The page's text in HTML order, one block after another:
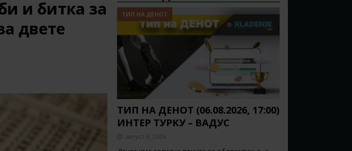
и битка за
двете
ТИП НА ДЕНОТ
ТИП НА ДЕНОТ (06.08.2026, 17:00)
ИНТЕР ТУРКУ – ВАДУС
август 6, 2026